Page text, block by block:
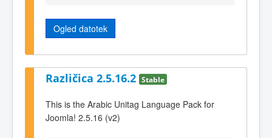
Ogled datotek
Različica 2.5.16.2 Stable
This is the Arabic Unitag Language Pack for
Joomla! 2.5.16 (v2)